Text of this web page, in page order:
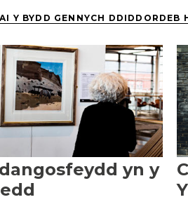
Y BYDD GENNYCH DDIDDORDEB
yn y